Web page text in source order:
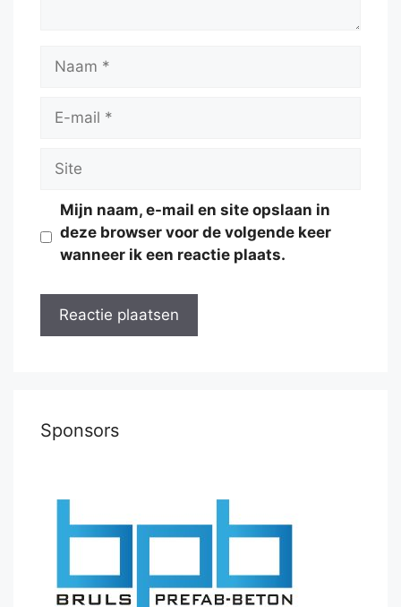
Naam
Site
Mijn naam, e-mail en site opslaan in
deze browser voor de volgende keer
wanneer ik een reactie plaats.
Sponsors